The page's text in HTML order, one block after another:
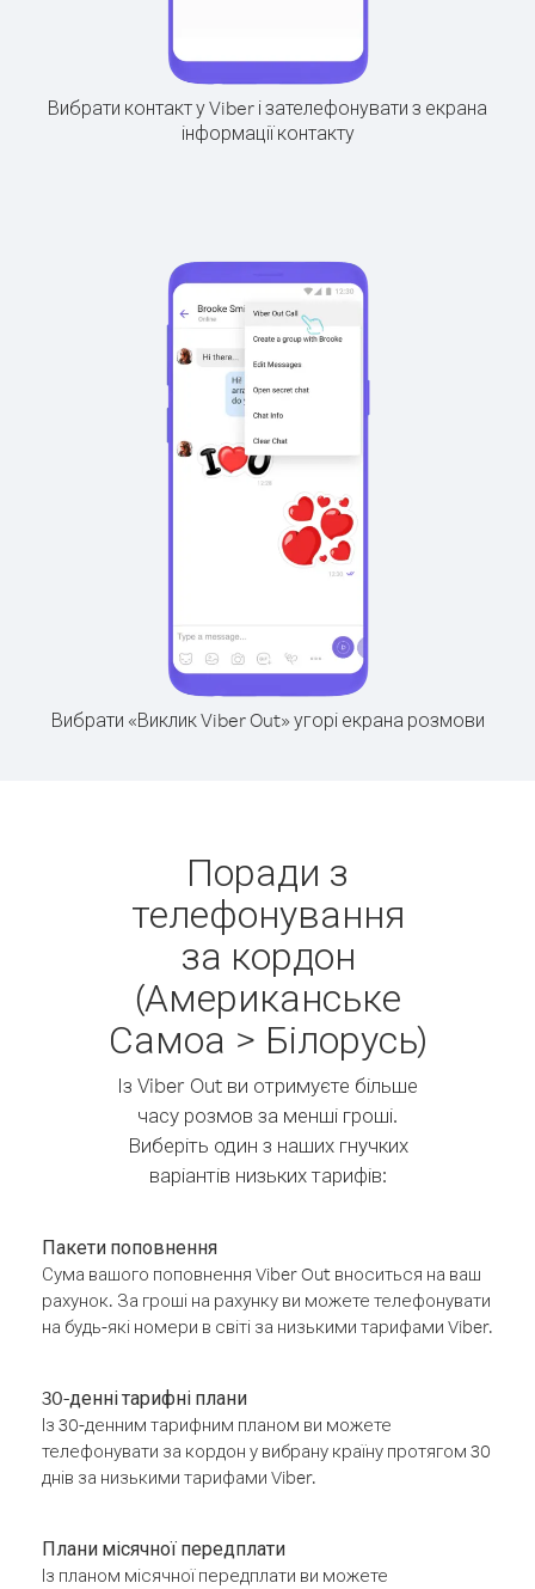
Вибрати контакт у Viber і зателефонувати з екрана
інформації контакту
Вибрати «Виклик Viber Out» угорі екрана розмови
Поради з
телефонування
за кордон
(Американське
Самоа > Білорусь)
Із Viber Out ви отримуєте більше
часу розмов за менші гроші.
Виберіть один з наших гнучких
варіантів низьких тарифів:
Пакети поповнення
Сума вашого поповнення Viber Out вноситься на ваш
рахунок. За гроші на рахунку ви можете телефонувати
на будь-які номери в світі за низькими тарифами Viber.
30-денні тарифні плани
Із 30-денним тарифним планом ви можете
телефонувати за кордон у вибрану країну протягом 30
днів за низькими тарифами Viber.
Плани місячної передплати
Із планом місячної передплати ви можете